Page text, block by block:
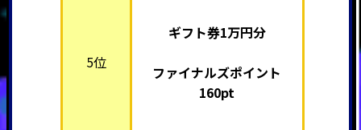
5位
ギフト券1万円分
ファイナルズポイント
160pt